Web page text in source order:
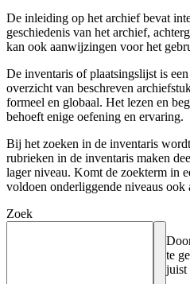
De inleiding op het archief bevat
geschiedenis van het archief,
kan ook aanwijzingen voor het
De inventaris of plaatsingslijst is
overzicht van beschreven
formeel en globaal. Het lezen en
behoeft enige oefening en ervaring.
Bij het zoeken in de inventaris
rubrieken in de inventaris maken
lager niveau. Komt de zoekterm in
voldoen onderliggende niveaus ook
Zoek
te
juist